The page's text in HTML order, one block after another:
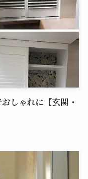
しゃれに【玄関・